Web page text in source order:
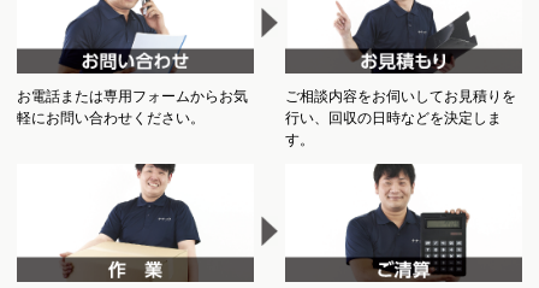
お電話または専用フォームからお気
軽にお問い合わせください。
ご相談内容をお伺いしてお見積りを
行い、回収の日時などを決定しま
す。